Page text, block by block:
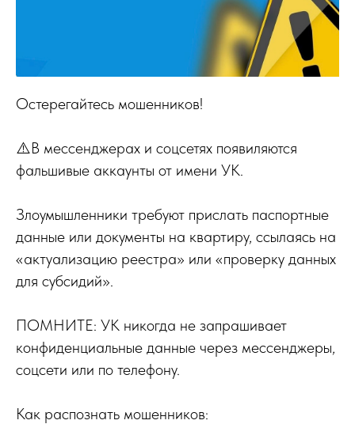
Остерегайтесь мошенников!
⚠️В мессенджерах и соцсетях появиляются
фальшивые аккаунты от имени УК.
Злоумышленники требуют прислать паспортные
данные или документы на квартиру, ссылаясь на
«актуализацию реестра» или «проверку данных
для субсидий».
ПОМНИТЕ: УК никогда не запрашивает
конфиденциальные данные через мессенджеры,
соцсети или по телефону.
Как распознать мошенников: